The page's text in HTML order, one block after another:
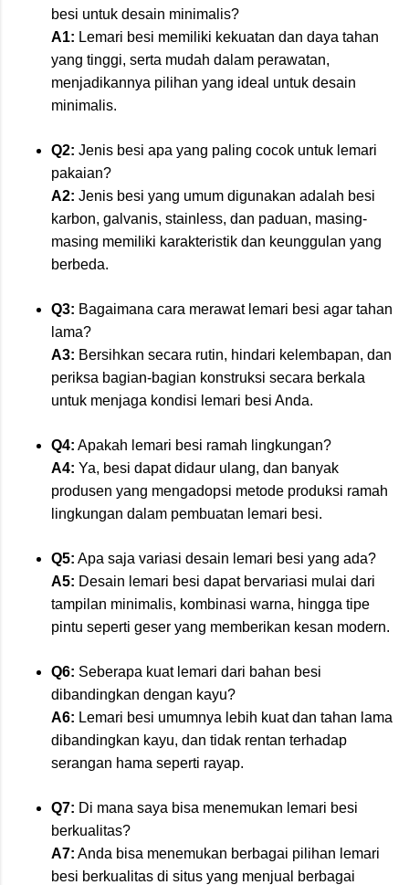
besi untuk desain minimalis?
A1: Lemari besi memiliki kekuatan dan daya tahan
yang tinggi, serta mudah dalam perawatan,
menjadikannya pilihan yang ideal untuk desain
minimalis.
Q2: Jenis besi apa yang paling cocok untuk lemari
pakaian?
A2: Jenis besi yang umum digunakan adalah besi
karbon, galvanis, stainless, dan paduan, masing-
masing memiliki karakteristik dan keunggulan yang
berbeda.
Q3: Bagaimana cara merawat lemari besi agar tahan
lama?
A3: Bersihkan secara rutin, hindari kelembapan, dan
periksa bagian-bagian konstruksi secara berkala
untuk menjaga kondisi lemari besi Anda.
Q4: Apakah lemari besi ramah lingkungan?
A4: Ya, besi dapat didaur ulang, dan banyak
produsen yang mengadopsi metode produksi ramah
lingkungan dalam pembuatan lemari besi.
Q5: Apa saja variasi desain lemari besi yang ada?
A5: Desain lemari besi dapat bervariasi mulai dari
tampilan minimalis, kombinasi warna, hingga tipe
pintu seperti geser yang memberikan kesan modern.
Q6: Seberapa kuat lemari dari bahan besi
dibandingkan dengan kayu?
A6: Lemari besi umumnya lebih kuat dan tahan lama
dibandingkan kayu, dan tidak rentan terhadap
serangan hama seperti rayap.
Q7: Di mana saya bisa menemukan lemari besi
berkualitas?
A7: Anda bisa menemukan berbagai pilihan lemari
besi berkualitas di situs yang menjual berbagai